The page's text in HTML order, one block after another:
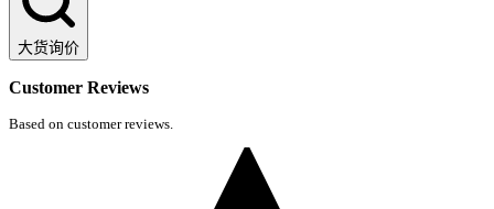
大货询价
Customer Reviews
Based on customer reviews.